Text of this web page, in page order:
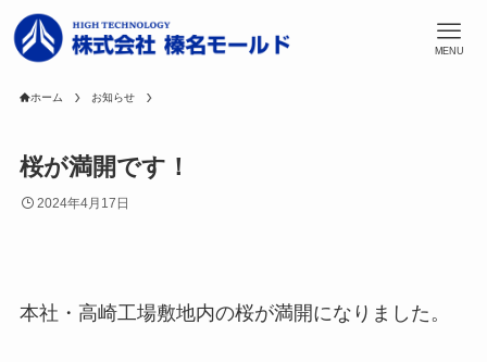
MENU
ホーム お知らせ
桜が満開です！
2024年4月17日
本社・高崎工場敷地内の桜が満開になりました。